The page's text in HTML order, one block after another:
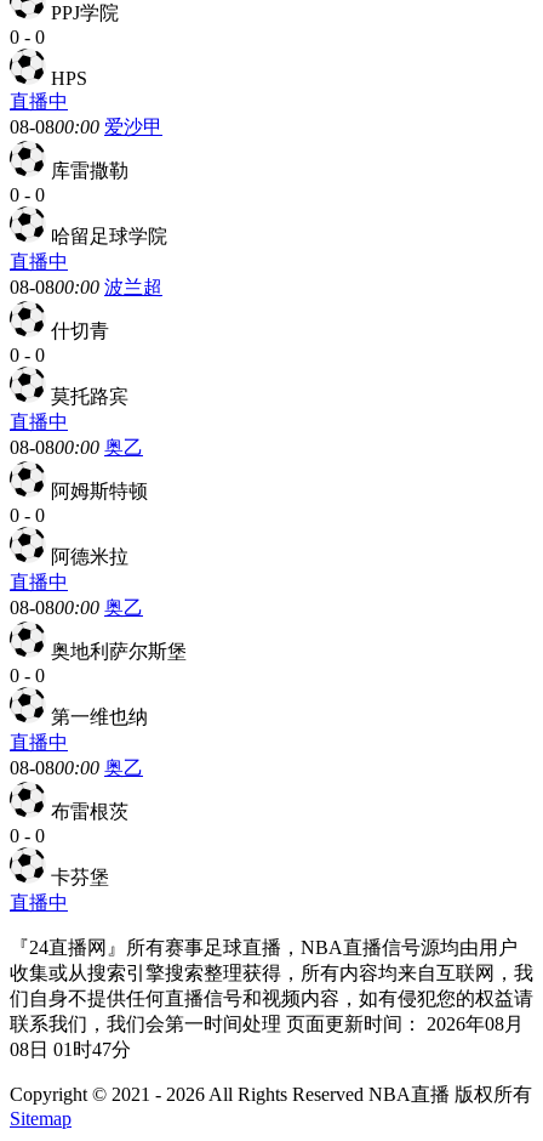
PPJ学院
0 - 0
HPS
直播中
08-0800:00 爱沙甲
库雷撒勒
0 - 0
哈留足球学院
直播中
08-0800:00 波兰超
什切青
0 - 0
莫托路宾
直播中
08-0800:00 奥乙
阿姆斯特顿
0 - 0
阿德米拉
直播中
08-0800:00 奥乙
奥地利萨尔斯堡
0 - 0
第一维也纳
直播中
08-0800:00 奥乙
布雷根茨
0 - 0
卡芬堡
直播中
『24直播网』所有赛事足球直播，NBA直播信号源均由用户
收集或从搜索引擎搜索整理获得，所有内容均来自互联网，我
们自身不提供任何直播信号和视频内容，如有侵犯您的权益请
联系我们，我们会第一时间处理 页面更新时间： 2026年08月
08日 01时47分
Copyright © 2021 - 2026 All Rights Reserved NBA直播 版权所有
Sitemap